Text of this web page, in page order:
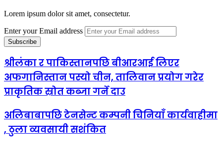
Lorem ipsum dolor sit amet, consectetur.
Enter your Email address
श्रीलंका र पाकिस्तानपछि बीआरआई लिएर
अफगानिस्तान पस्यो चीन, तालिवान प्रयोग गरेर
प्राकृतिक स्रोत कब्जा गर्ने दाउ
अलिबाबापछि टेनसेन्ट कम्पनी चिनियाँ कार्यवाहीमा
, ठुला व्यवसायी सशंकित